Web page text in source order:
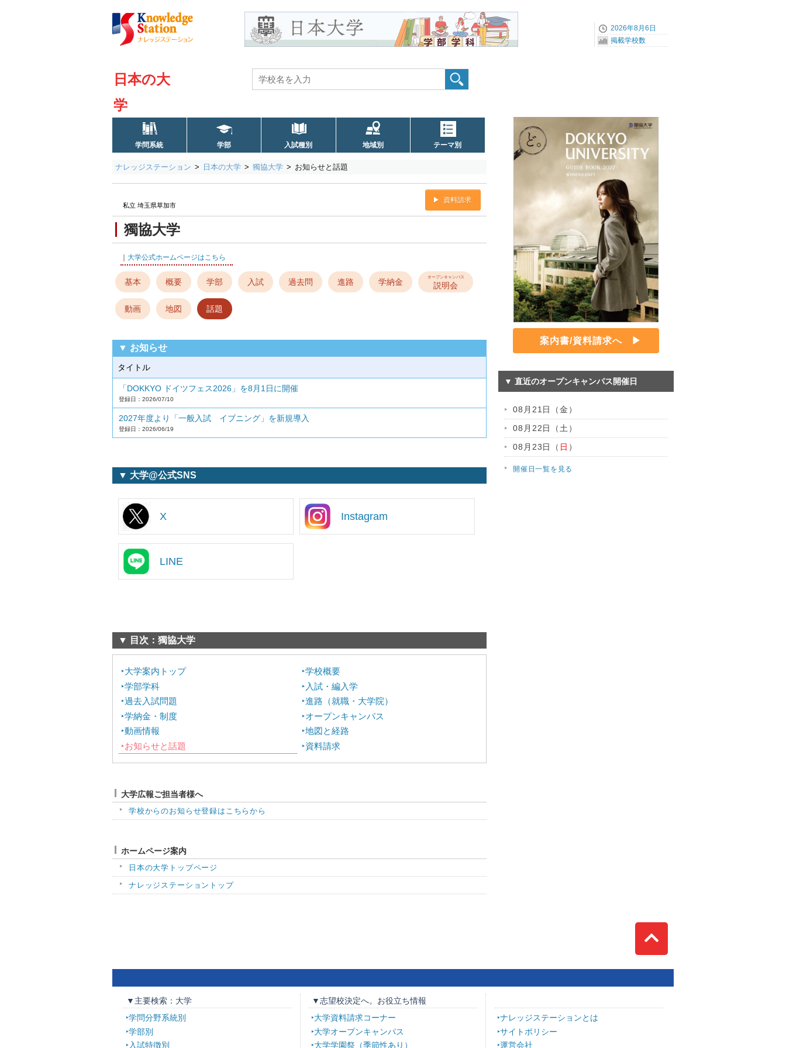
2026年8月6日
掲載学校数
日本の大
学
学問系統 学部 入試種別 地域別 テーマ別
ナレッジステーション 日本の大学 獨協大学 お知らせと話題
獨協大学
私立 埼玉県草加市
資料請求
大学公式ホームページはこちら
基本 概要 学部 入試 過去問 進路 学納金
オープンキャンパス
説明会
動画 地図 話題
▼ お知らせ
タイトル
「DOKKYO ドイツフェス2026」を8月1日に開催
登録日：2026/07/10
2027年度より「一般入試 イブニング」を新規導入
登録日：2026/06/19
▼ 大学@公式SNS
X Instagram
LINE
案内書/資料請求へ
▼ 直近のオープンキャンパス開催日
08月21日（金 ）
08月22日（ 土 ）
08月23日（ 日 ）
開催日一覧を見る
▼ 目次：獨協大学
大学案内トップ
学校概要
学部学科
入試・編入学
過去入試問題
進路（就職・大学院）
学納金・制度
オープンキャンパス
動画情報
地図と経路
お知らせと話題
資料請求
大学広報ご担当者様へ
学校からのお知らせ登録はこちらから
ホームページ案内
日本の大学トップページ
ナレッジステーショントップ
▼主要検索：大学
学問分野系統別
学部別
入試特徴別
▼志望校決定へ。お役立ち情報
大学資料請求コーナー
大学オープンキャンパス
大学学園祭（季節性あり）
ナレッジステーションとは
サイトポリシー
運営会社